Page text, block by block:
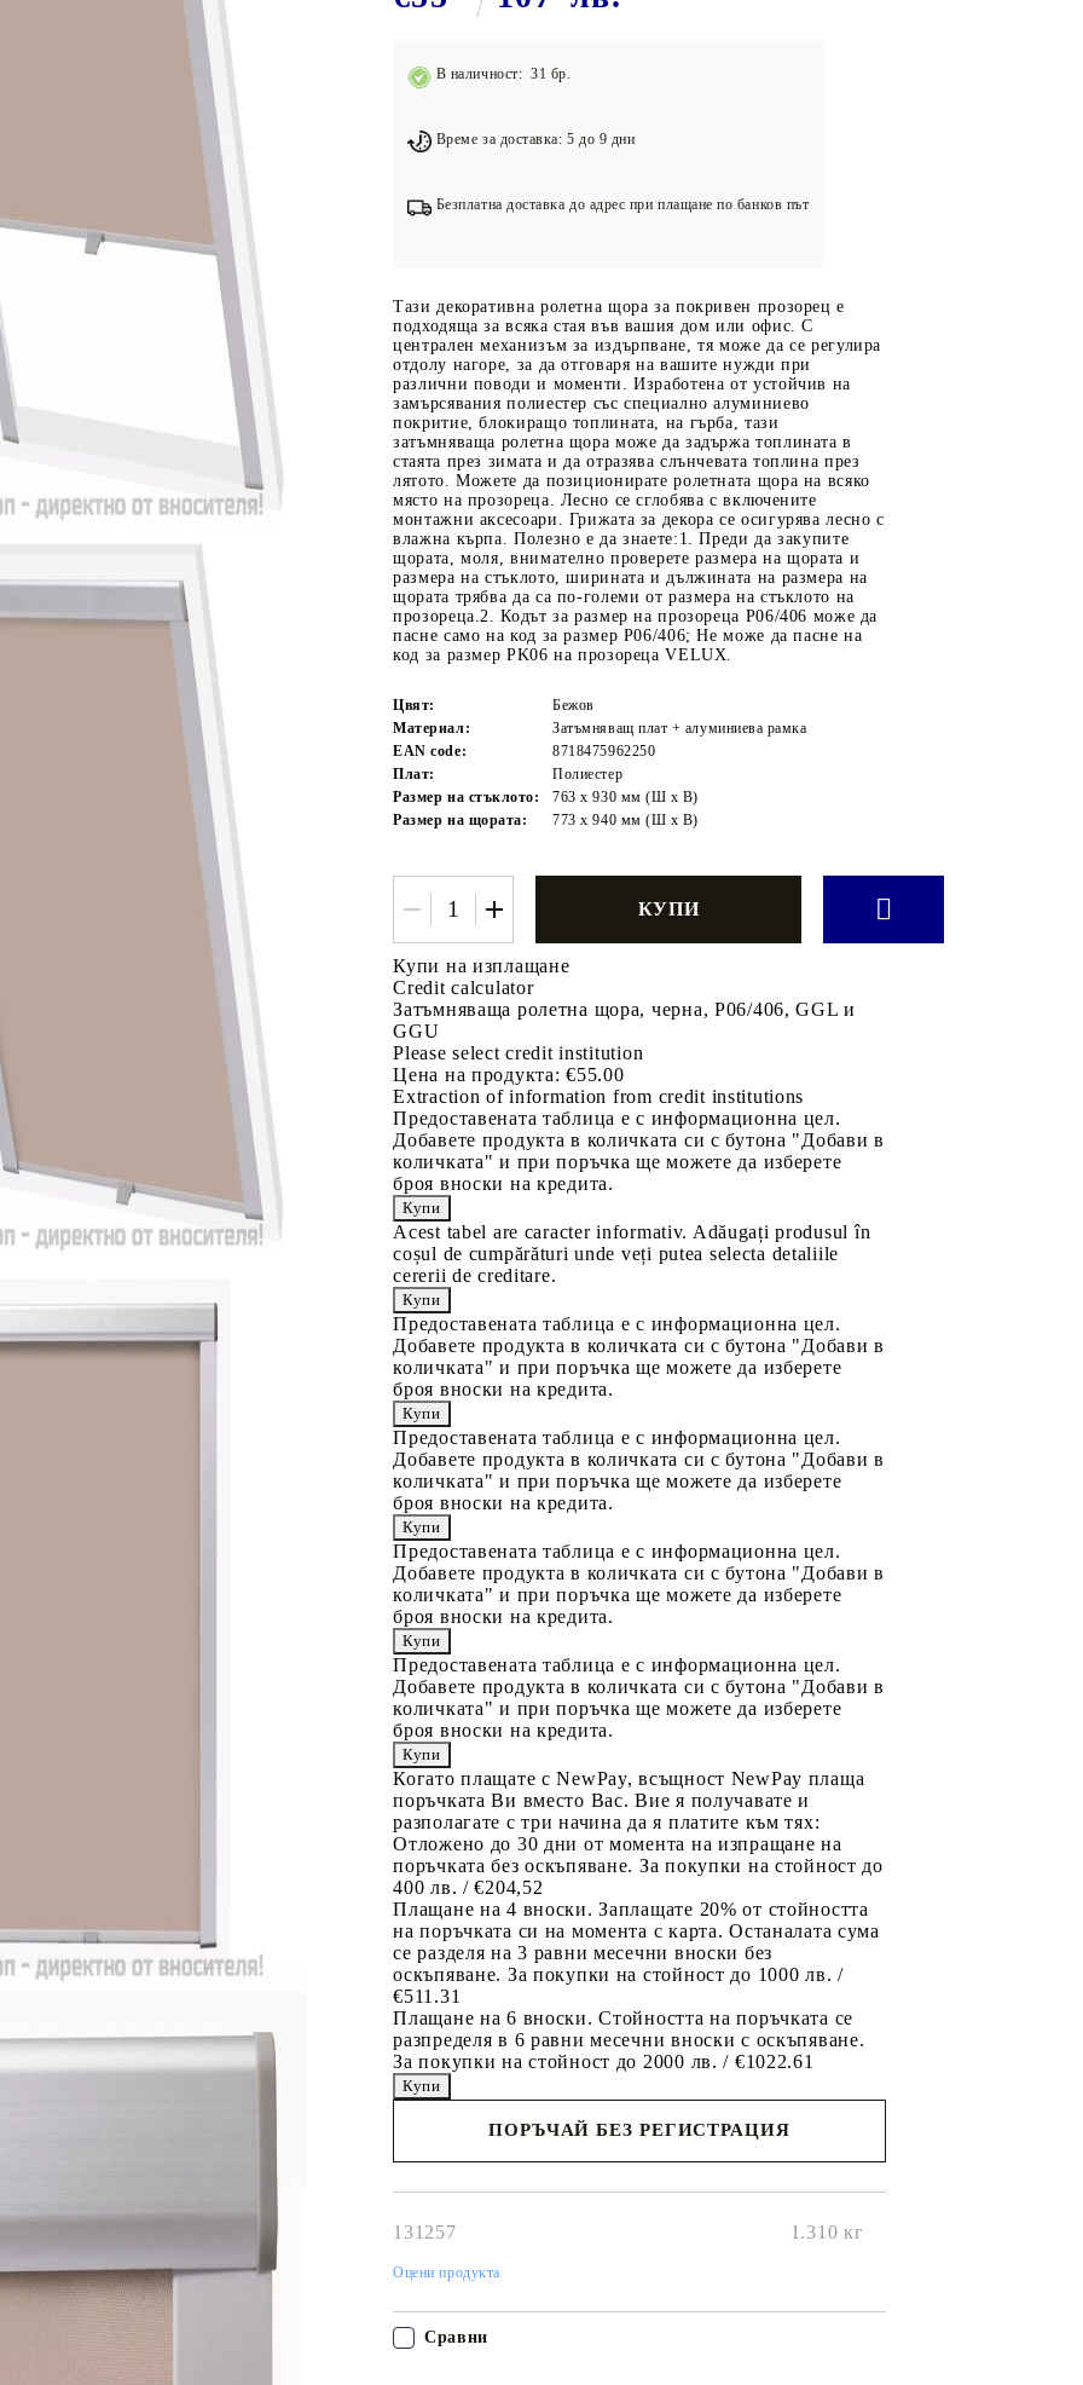
Подложки за фитнес уреди
В наличност: 31 бр.
Време за доставка: 5 до 9 дни
Безплатна доставка до адрес при плащане по банков път
Тази декоративна ролетна щора за покривен прозорец е
подходяща за всяка стая във вашия дом или офис. С
централен механизъм за издърпване, тя може да се регулира
отдолу нагоре, за да отговаря на вашите нужди при
различни поводи и моменти. Изработена от устойчив на
замърсявания полиестер със специално алуминиево
покритие, блокиращо топлината, на гърба, тази
затъмняваща ролетна щора може да задържа топлината в
стаята през зимата и да отразява слънчевата топлина през
лятото. Можете да позиционирате ролетната щора на всяко
място на прозореца. Лесно се сглобява с включените
монтажни аксесоари. Грижата за декора се осигурява лесно с
влажна кърпа. Полезно е да знаете:1. Преди да закупите
щората, моля, внимателно проверете размера на щората и
размера на стъклото, ширината и дължината на размера на
щората трябва да са по-големи от размера на стъклото на
прозореца.2. Кодът за размер на прозореца P06/406 може да
пасне само на код за размер P06/406; Не може да пасне на
код за размер PK06 на прозореца VELUX.
Цвят:
Бежов
Материал:
Затъмняващ плат + алуминиева рамка
EAN code:
8718475962250
Плат:
Полиестер
Размер на стъклото:
763 x 930 мм (Ш x В)
Размер на щората:
773 x 940 мм (Ш x В)
Купи на изплащане
Credit calculator
Затъмняваща ролетна щора, черна, P06/406, GGL и
GGU
Please select credit institution
Цена на продукта: €55.00
Extraction of information from credit institutions
Предоставената таблица е с информационна цел.
Добавете продукта в количката си с бутона "Добави в
количката" и при поръчка ще можете да изберете
броя вноски на кредита.
Acest tabel are caracter informativ. Adăugați produsul în
coșul de cumpărături unde veți putea selecta detaliile
cererii de creditare.
Предоставената таблица е с информационна цел.
Добавете продукта в количката си с бутона "Добави в
количката" и при поръчка ще можете да изберете
броя вноски на кредита.
Предоставената таблица е с информационна цел.
Добавете продукта в количката си с бутона "Добави в
количката" и при поръчка ще можете да изберете
броя вноски на кредита.
Предоставената таблица е с информационна цел.
Добавете продукта в количката си с бутона "Добави в
количката" и при поръчка ще можете да изберете
броя вноски на кредита.
Предоставената таблица е с информационна цел.
Добавете продукта в количката си с бутона "Добави в
количката" и при поръчка ще можете да изберете
броя вноски на кредита.
Когато плащате с NewPay, всъщност NewPay плаща
поръчката Ви вместо Вас. Вие я получавате и
разполагате с три начина да я платите към тях:
Отложено до 30 дни от момента на изпращане на
поръчката без оскъпяване. За покупки на стойност до
400 лв. / €204,52
Плащане на 4 вноски. Заплащате 20% от стойността
на поръчката си на момента с карта. Останалата сума
се разделя на 3 равни месечни вноски без
оскъпяване. За покупки на стойност до 1000 лв. /
€511.31
Плащане на 6 вноски. Стойността на поръчката се
разпределя в 6 равни месечни вноски с оскъпяване.
За покупки на стойност до 2000 лв. / €1022.61
ПОРЪЧАЙ БЕЗ РЕГИСТРАЦИЯ
131257 1.310 кг
Оцени продукта
Сравни